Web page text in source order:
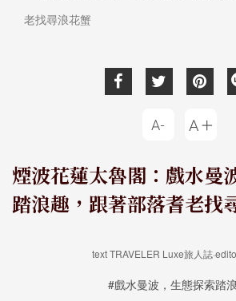
老找尋浪花蟹
煙波花蓮太魯閣：戲水曼
踏浪趣，跟著部落耆老找
text TRAVELER Luxe旅人誌
#戲水曼波，生態探索踏